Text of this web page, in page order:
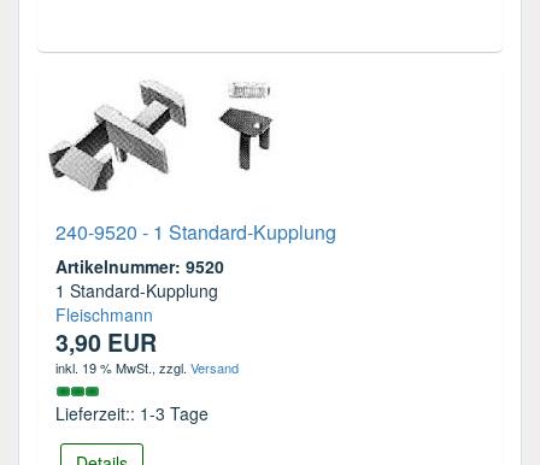
240-9520 - 1 Standard-Kupplung
Artikelnummer: 9520
1 Standard-Kupplung
Fleischmann
3,90 EUR
inkl. 19 % MwSt., zzgl. Versand
Lieferzeit:: 1-3 Tage